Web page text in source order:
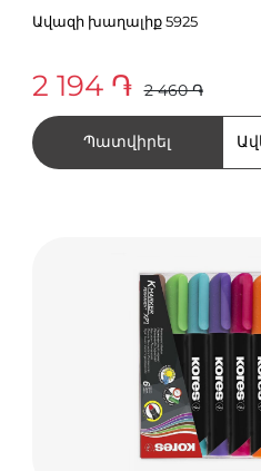
Ավազի խաղալիք 5925
2 194 ֏ 2 460 ֏
Պատվիրել